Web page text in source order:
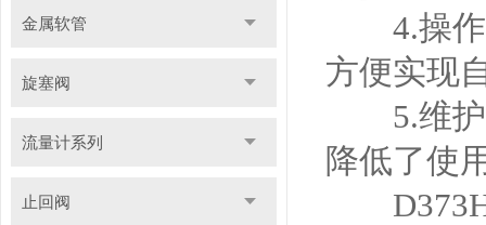
金属软管
旋塞阀
流量计系列
止回阀
4.操作
方便实现
5.维护
降低了使
D373H